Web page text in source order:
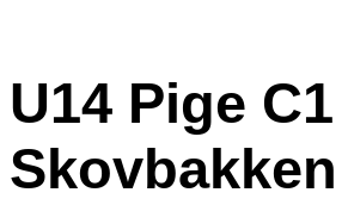
U14 Pige
Skovbakken